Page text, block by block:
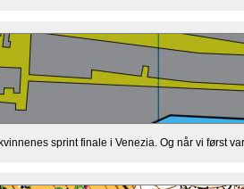
sprint finale i Venezia. Og når vi først